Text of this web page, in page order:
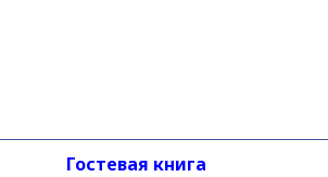
Гостевая книга